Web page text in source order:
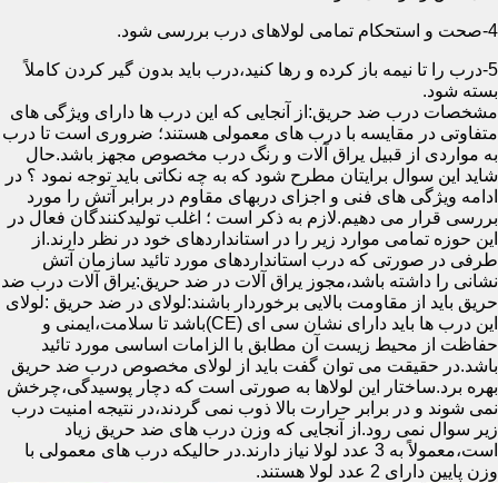
4-صحت و استحکام تمامی لولاهای درب بررسی شود.
5-درب را تا نیمه باز کرده و رها کنید،درب باید بدون گیر کردن کاملاً
بسته شود.
مشخصات درب ضد حریق:از آنجایی که این درب ها دارای ویژگی های
متفاوتی در مقایسه با درب های معمولی هستند؛ ضروری است تا درب
به مواردی از قبیل یراق آلات و رنگ درب مخصوص مجهز باشد.حال
شاید این سوال برایتان مطرح شود که به چه نکاتی باید توجه نمود ؟ در
ادامه ویژگی های فنی و اجزای دربهای مقاوم در برابر آتش را مورد
بررسی قرار می دهیم.لازم به ذکر است ؛ اغلب تولیدکنندگان فعال در
این حوزه تمامی موارد زیر را در استانداردهای خود در نظر دارند.از
طرفی در صورتی که درب استانداردهای مورد تائید سازمان آتش
نشانی را داشته باشد،مجوز یراق آلات در ضد حریق:یراق آلات درب ضد
حریق باید از مقاومت بالایی برخوردار باشند:لولای در ضد حریق :لولای
این درب ها باید دارای نشان سی ای (CE)باشد تا سلامت،ایمنی و
حفاظت از محیط زیست آن مطابق با الزامات اساسی مورد تائید
باشد.در حقیقت می توان گفت باید از لولای مخصوص درب ضد حریق
بهره برد.ساختار این لولاها به صورتی است که دچار پوسیدگی،چرخش
نمی شوند و در برابر حرارت بالا ذوب نمی گردند،در نتیجه امنیت درب
زیر سوال نمی رود.از آنجایی که وزن درب های ضد حریق زیاد
است،معمولاً به 3 عدد لولا نیاز دارند.در حالیکه درب های معمولی با
وزن پایین دارای 2 عدد لولا هستند.